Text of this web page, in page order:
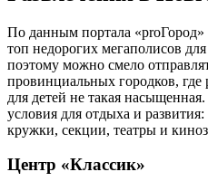
По данным портала
топ недорогих мегаполисов
поэтому можно смело
провинциальных городков, где
для детей не такая
условия для отдыха и
кружки, секции, театры и
Центр «Классик»